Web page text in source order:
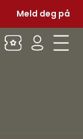
Meld deg på